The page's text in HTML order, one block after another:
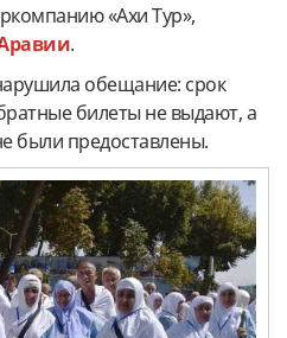
«Ахи Тур»,
.
обещание: срок
билеты не выдают, а
были предоставлены.